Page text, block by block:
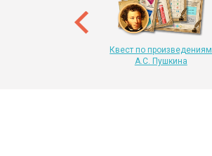
Квест по произведениям
А.С. Пушкина